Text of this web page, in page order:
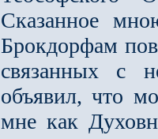
Сказанное
Брокдорфам
связанных с
объявил, что
мне как